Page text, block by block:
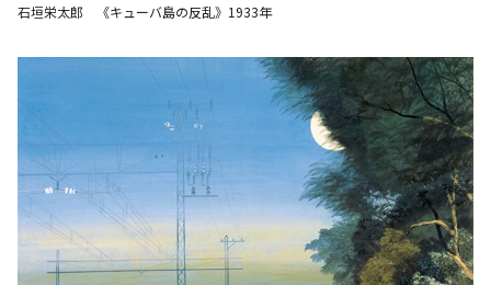
石垣栄太郎 《キューバ島の反乱》1933年